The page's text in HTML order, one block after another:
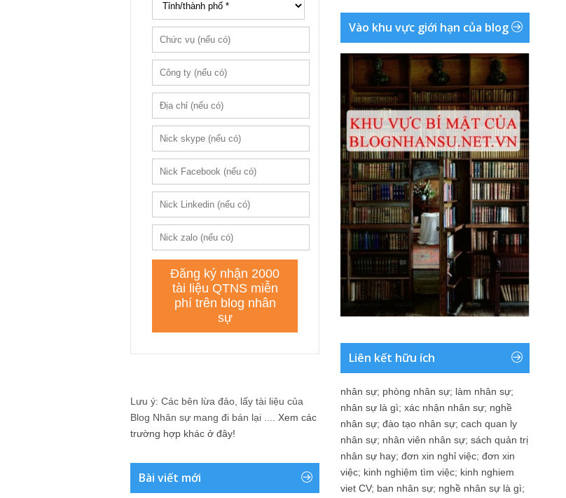
Lưu ý: Các bên lừa đảo, lấy tài liệu của
Blog Nhân sự mang đi bán lại .... Xem các
trường hợp khác ở đây!
Bài viết mới
Vào khu vực giới hạn của blog
Liên kết hữu ích
nhân sự; phòng nhân sự; làm nhân sự;
nhân sự là gì; xác nhận nhân sự; nghề
nhân sự; đào tạo nhân sự; cach quan ly
nhân sự; nhân viên nhân sự; sách quản trị
nhân sự hay; đơn xin nghỉ việc; đơn xin
việc; kinh nghiệm tìm việc; kinh nghiem
viet CV; ban nhân sự; nghề nhân sự là gì;